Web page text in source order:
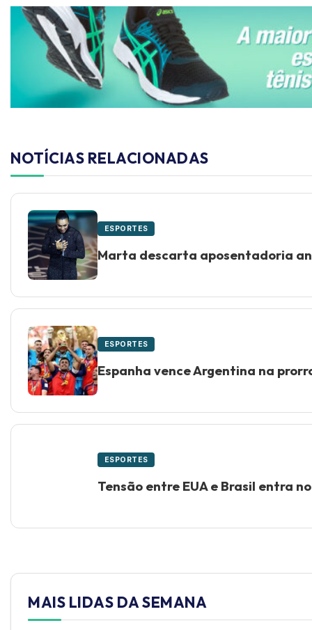
NOTÍCIAS RELACIONADAS
ESPORTES
Marta descarta aposentadoria
ESPORTES
Espanha vence Argentina na
ESPORTES
Tensão entre EUA e Brasil entra
MAIS LIDAS DA SEMANA